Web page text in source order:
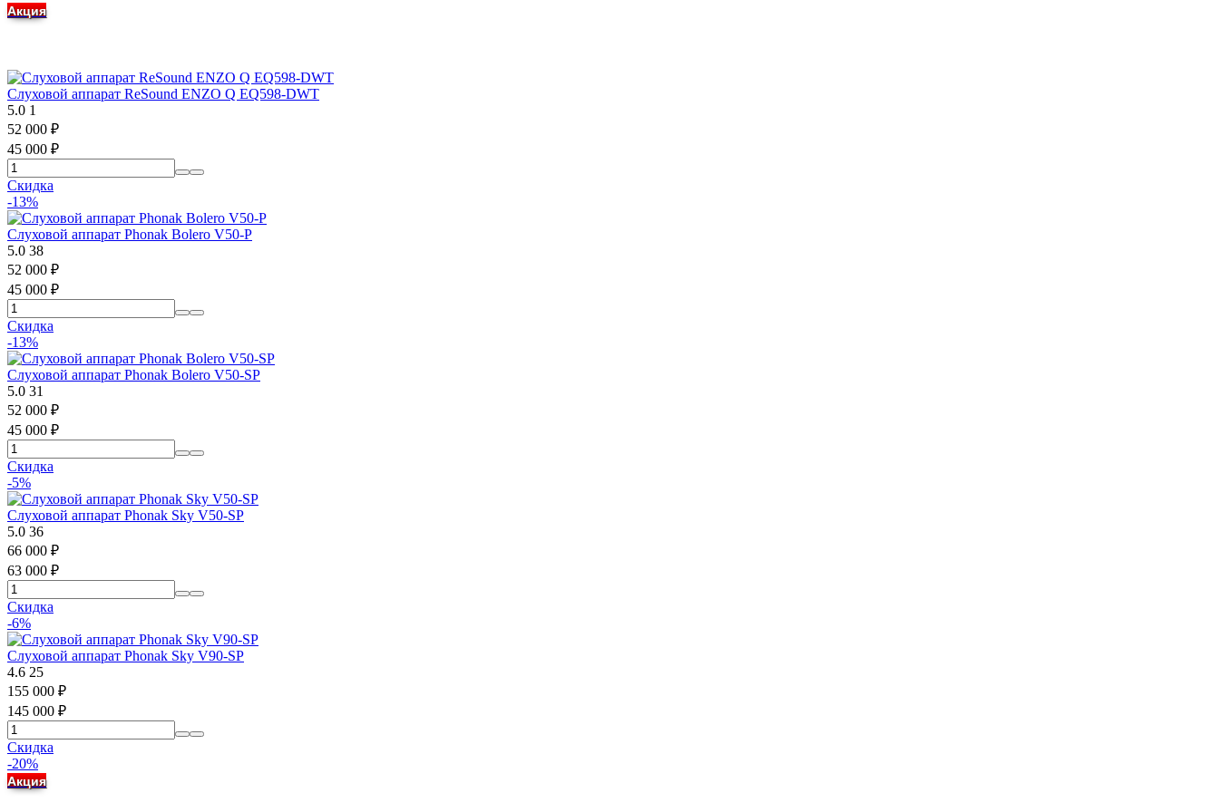
Акция
Слуховой аппарат ReSound ENZO Q EQ598-DWT
5.0 1
52 000 ₽
45 000 ₽
Скидка
-13%
Слуховой аппарат Phonak Bolero V50-P
5.0 38
52 000 ₽
45 000 ₽
Скидка
-13%
Слуховой аппарат Phonak Bolero V50-SP
5.0 31
52 000 ₽
45 000 ₽
Скидка
-5%
Слуховой аппарат Phonak Sky V50-SP
5.0 36
66 000 ₽
63 000 ₽
Скидка
-6%
Слуховой аппарат Phonak Sky V90-SP
4.6 25
155 000 ₽
145 000 ₽
Скидка
-20%
Акция